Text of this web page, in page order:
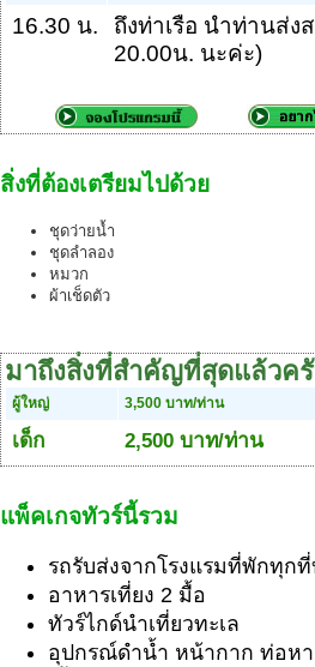
16.30 น.
ถึงท่าเรือ นำท่านส่ง
20.00น. นะค่ะ)
สิ่งที่ต้องเตรียมไปด้วย
ชุดว่ายน้ำ
ชุดลำลอง
หมวก
ผ้าเช็ดตัว
มาถึงสิ่งที่สำคัญที่สุดแล้วค
ผู้ใหญ่ 3,500 บาท/ท่าน
เด็ก 2,500 บาท/ท่าน
แพ็คเกจทัวร์นี้รวม
รถรับส่งจากโรงแรมที่พักทุกที่
อาหารเที่ยง 2 มื้อ
ทัวร์ไกด์นำเที่ยวทะเล
อุปกรณ์ดำน้ำ หน้ากาก ท่อหา